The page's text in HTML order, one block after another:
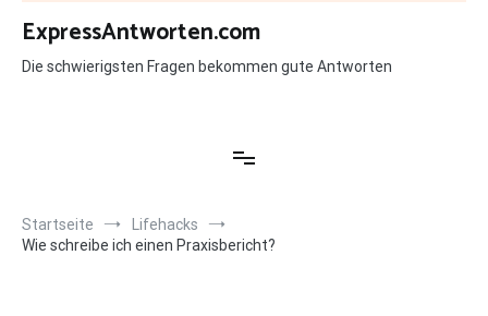
Zum
Inhalt
springen
ExpressAntworten.com
Die schwierigsten Fragen bekommen gute Antworten
Startseite
Lifehacks
Wie schreibe ich einen Praxisbericht?